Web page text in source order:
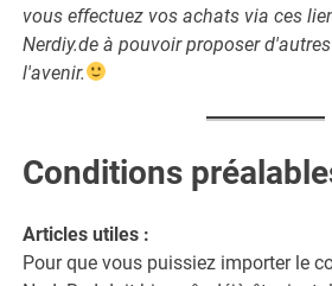
vous effectuez vos achats via ces
Nerdiy.de à pouvoir proposer
l'avenir.
Conditions
Articles utiles :
Pour que vous puissiez importer le